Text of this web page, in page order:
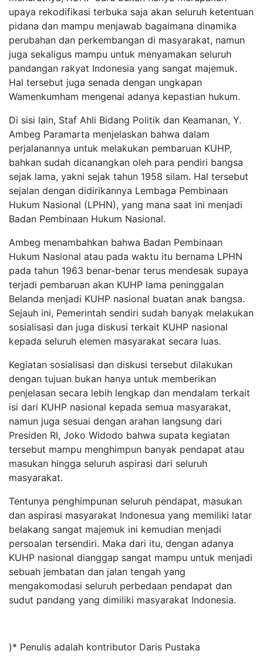
upaya rekodifikasi terbuka saja akan seluruh ketentuan
pidana dan mampu menjawab bagaimana dinamika
perubahan dan perkembangan di masyarakat, namun
juga sekaligus mampu untuk menyamakan seluruh
pandangan rakyat Indonesia yang sangat majemuk.
Hal tersebut juga senada dengan ungkapan
Wamenkumham mengenai adanya kepastian hukum.
Di sisi lain, Staf Ahli Bidang Politik dan Keamanan, Y.
Ambeg Paramarta menjelaskan bahwa dalam
perjalanannya untuk melakukan pembaruan KUHP,
bahkan sudah dicanangkan oleh para pendiri bangsa
sejak lama, yakni sejak tahun 1958 silam. Hal tersebut
sejalan dengan didirikannya Lembaga Pembinaan
Hukum Nasional (LPHN), yang mana saat ini menjadi
Badan Pembinaan Hukum Nasional.
Ambeg menambahkan bahwa Badan Pembinaan
Hukum Nasional atau pada waktu itu bernama LPHN
pada tahun 1963 benar-benar terus mendesak supaya
terjadi pembaruan akan KUHP lama peninggalan
Belanda menjadi KUHP nasional buatan anak bangsa.
Sejauh ini, Pemerintah sendiri sudah banyak melakukan
sosialisasi dan juga diskusi terkait KUHP nasional
kepada seluruh elemen masyarakat secara luas.
Kegiatan sosialisasi dan diskusi tersebut dilakukan
dengan tujuan bukan hanya untuk memberikan
penjelasan secara lebih lengkap dan mendalam terkait
isi dari KUHP nasional kepada semua masyarakat,
namun juga sesuai dengan arahan langsung dari
Presiden RI, Joko Widodo bahwa supata kegiatan
tersebut mampu menghimpun banyak pendapat atau
masukan hingga seluruh aspirasi dari seluruh
masyarakat.
Tentunya penghimpunan seluruh pendapat, masukan
dan aspirasi masyarakat Indonesua yang memiliki latar
belakang sangat majemuk ini kemudian menjadi
persoalan tersendiri. Maka dari itu, dengan adanya
KUHP nasional dianggap sangat mampu untuk menjadi
sebuah jembatan dan jalan tengah yang
mengakomodasi seluruh perbedaan pendapat dan
sudut pandang yang dimiliki masyarakat Indonesia.
)* Penulis adalah kontributor Daris Pustaka